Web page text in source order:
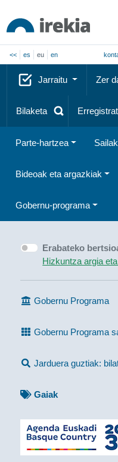
<< es eu en
Jarraitu Zer
Bilaketa
Parte-hartzea Sailak
Bideoak eta argazkiak
Gobernu-programa
Erabateko
Hizkuntza argia
Gobernu Programa
Gobernu Programa
Jarduera guztiak:
Gaiak